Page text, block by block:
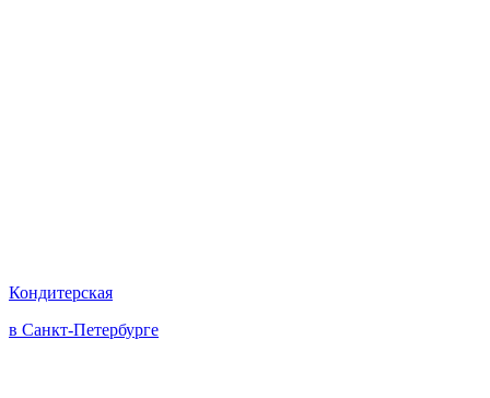
Кондитерская
в Санкт-Петербурге